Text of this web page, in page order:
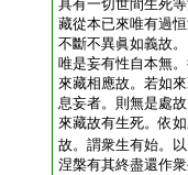
具有一切世間生死
藏從本已來唯有過
不斷不異眞如義故
唯是妄有性自本無
來藏相應故。若如
息妄者。則無是處
來藏故有生死。依
故。謂衆生有始。
涅槃有其終盡還作